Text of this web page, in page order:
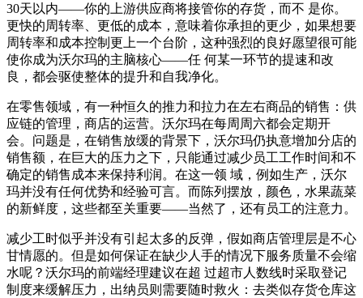
30天以内——你的上游供应商将接管你的存货，而不 是你。
更快的周转率、更低的成本，意味着你承担的更少，如果想要
周转率和成本控制更上一个台阶，这种强烈的良好愿望很可能
使你成为沃尔玛的主脑核心——任 何某一环节的提速和改
良，都会驱使整体的提升和自我净化。
在零售领域，有一种恒久的推力和拉力在左右商品的销售：供
应链的管理，商店的运营。沃尔玛在每周周六都会定期开
会。问题是，在销售放缓的背景下，沃尔玛仍执意增加分店的
销售额，在巨大的压力之下，只能通过减少员工工作时间和不
确定的销售成本来保持利润。在这一领 域，例如生产，沃尔
玛并没有任何优势和经验可言。而陈列摆放，颜色，水果蔬菜
的新鲜度，这些都至关重要——当然了，还有员工的注意力。
减少工时似乎并没有引起太多的反弹，假如商店管理层是不心
甘情愿的。但是如何保证在缺少人手的情况下服务质量不会缩
水呢？沃尔玛的前端经理建议在超 过超市人数线时采取登记
制度来缓解压力，出纳员则需要随时救火：去类似存货仓库这